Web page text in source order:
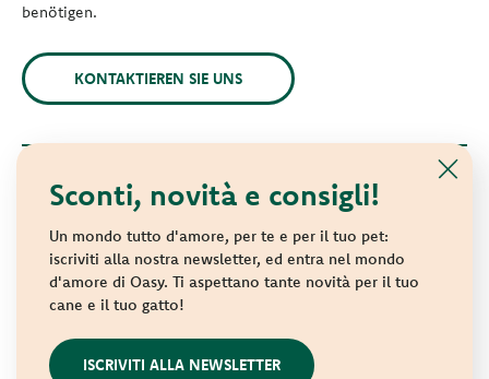
Sconti, novità e consigli!
Un mondo tutto d'amore, per te e per il tuo pet:
iscriviti alla nostra newsletter, ed entra nel mondo
d'amore di Oasy. Ti aspettano tante novità per il tuo
cane e il tuo gatto!
ISCRIVITI ALLA NEWSLETTER
benötigen.
KONTAKTIEREN SIE UNS
© 2021 Oasy. Alle Rechte vorbehalten.
Wonderfood S.p.A. Strada dei Censiti, 2 - 47891 Repubblica di
San Marino - C.o.E. SM 04018
Privacy policy-Cookie policy-Sitemap
websolute